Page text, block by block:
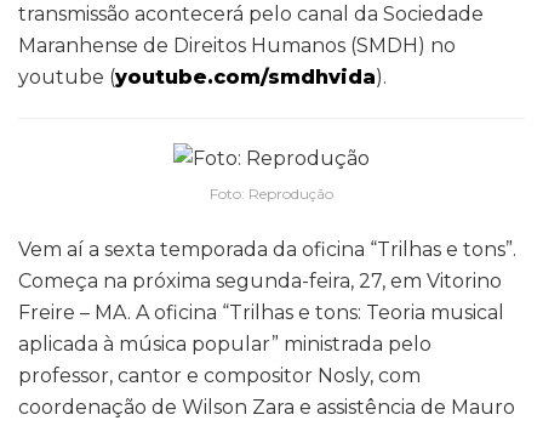
transmissão acontecerá pelo canal da Sociedade
Maranhense de Direitos Humanos (SMDH) no
youtube (youtube.com/smdhvida).
Foto: Reprodução
Vem aí a sexta temporada da oficina “Trilhas e tons”.
Começa na próxima segunda-feira, 27, em Vitorino
Freire – MA. A oficina “Trilhas e tons: Teoria musical
aplicada à música popular” ministrada pelo
professor, cantor e compositor Nosly, com
coordenação de Wilson Zara e assistência de Mauro